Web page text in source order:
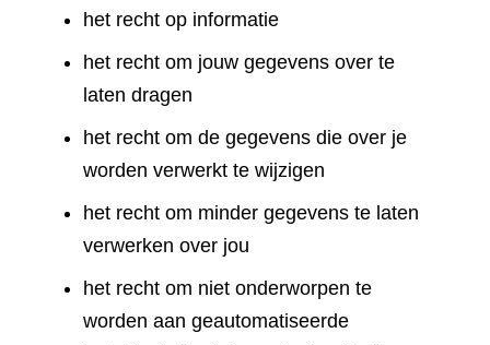
het recht op informatie
het recht om jouw gegevens over te
laten dragen
het recht om de gegevens die over je
worden verwerkt te wijzigen
het recht om minder gegevens te laten
verwerken over jou
het recht om niet onderworpen te
worden aan geautomatiseerde